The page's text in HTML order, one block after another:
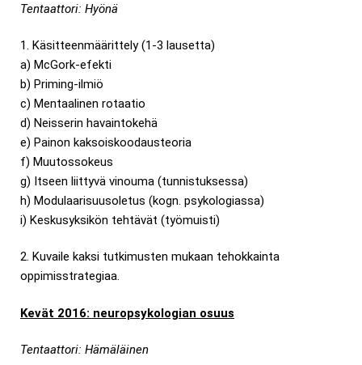
Tentaattori: Hyönä
1. Käsitteenmäärittely (1-3 lausetta)
a) McGork-efekti
b) Priming-ilmiö
c) Mentaalinen rotaatio
d) Neisserin havaintokehä
e) Painon kaksoiskoodausteoria
f) Muutossokeus
g) Itseen liittyvä vinouma (tunnistuksessa)
h) Modulaarisuusoletus (kogn. psykologiassa)
i) Keskusyksikön tehtävät (työmuisti)
2. Kuvaile kaksi tutkimusten mukaan tehokkainta
oppimisstrategiaa.
Kevät 2016: neuropsykologian osuus
Tentaattori: Hämäläinen